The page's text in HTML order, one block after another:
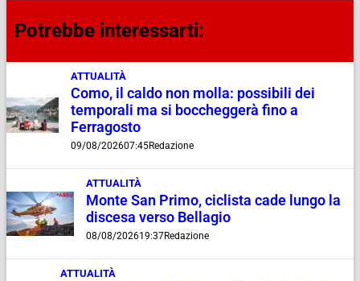
Potrebbe interessarti:
ATTUALITÀ
Como, il caldo non molla: possibili dei
temporali ma si boccheggerà fino a
Ferragosto
09/08/202607:45Redazione
ATTUALITÀ
Monte San Primo, ciclista cade lungo la
discesa verso Bellagio
08/08/202619:37Redazione
ATTUALITÀ